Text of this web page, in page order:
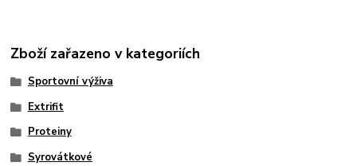
Zboží zařazeno v kategoriích
Sportovní výživa
Extrifit
Proteiny
Syrovátkové